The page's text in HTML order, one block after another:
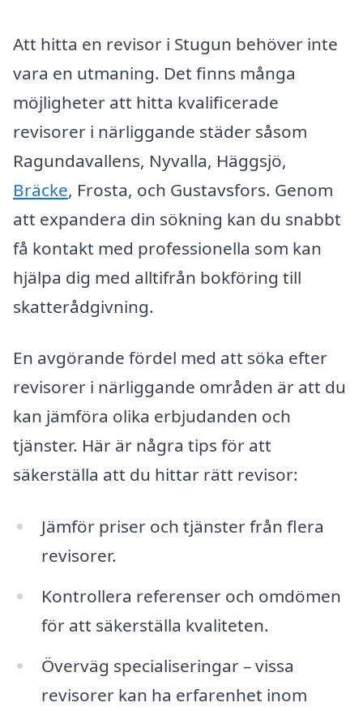
Att hitta en revisor i Stugun behöver inte
vara en utmaning. Det finns många
möjligheter att hitta kvalificerade
revisorer i närliggande städer såsom
Ragundavallens, Nyvalla, Häggsjö,
Bräcke, Frosta, och Gustavsfors. Genom
att expandera din sökning kan du snabbt
få kontakt med professionella som kan
hjälpa dig med alltifrån bokföring till
skatterådgivning.
En avgörande fördel med att söka efter
revisorer i närliggande områden är att du
kan jämföra olika erbjudanden och
tjänster. Här är några tips för att
säkerställa att du hittar rätt revisor:
Jämför priser och tjänster från flera
revisorer.
Kontrollera referenser och omdömen
för att säkerställa kvaliteten.
Överväg specialiseringar – vissa
revisorer kan ha erfarenhet inom